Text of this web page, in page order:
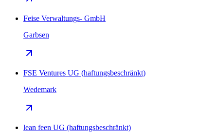
Feise Verwaltungs- GmbH
Garbsen
FSE Ventures UG (haftungsbeschränkt)
Wedemark
lean feen UG (haftungsbeschränkt)